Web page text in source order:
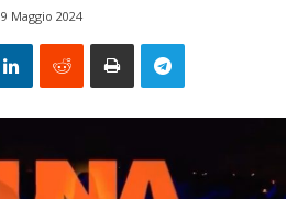
9 Maggio 2024